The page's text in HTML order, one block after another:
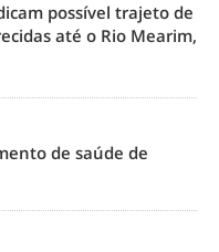
possível trajeto de
até o Rio Mearim,
de saúde de